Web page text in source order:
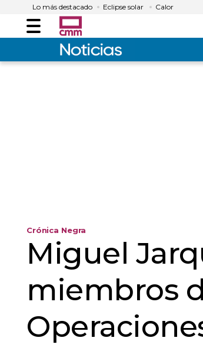
Lo más destacado Eclipse solar Calor
Menú
Crónica Negra
Miguel
miembros